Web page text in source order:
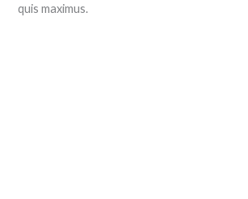
quis maximus.